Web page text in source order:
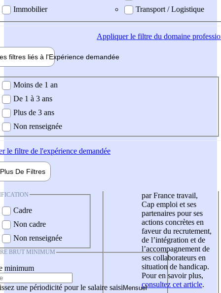
Immobilier
Transport / Logistique
Appliquerle filtre du domaine
filtres liés à l'Expérience demandée
demandée
Moins de 1 an
De 1 à 3 ans
Plus de 3 ans
Non renseignée
le filtre de l'expérience demandée
Plus De Filtres
Cadre
Non cadre
Non renseignée
BRUT MINIMUM
minimum
une périodicité pour le salaire saisi
par France travail,
Cap emploi et ses
partenaires pour ses
actions concrètes en
faveur du recrutement,
de l’intégration et de
l’accompagnement de
ses collaborateurs en
situation de handicap.
Pour en savoir plus,
consultez cet article.